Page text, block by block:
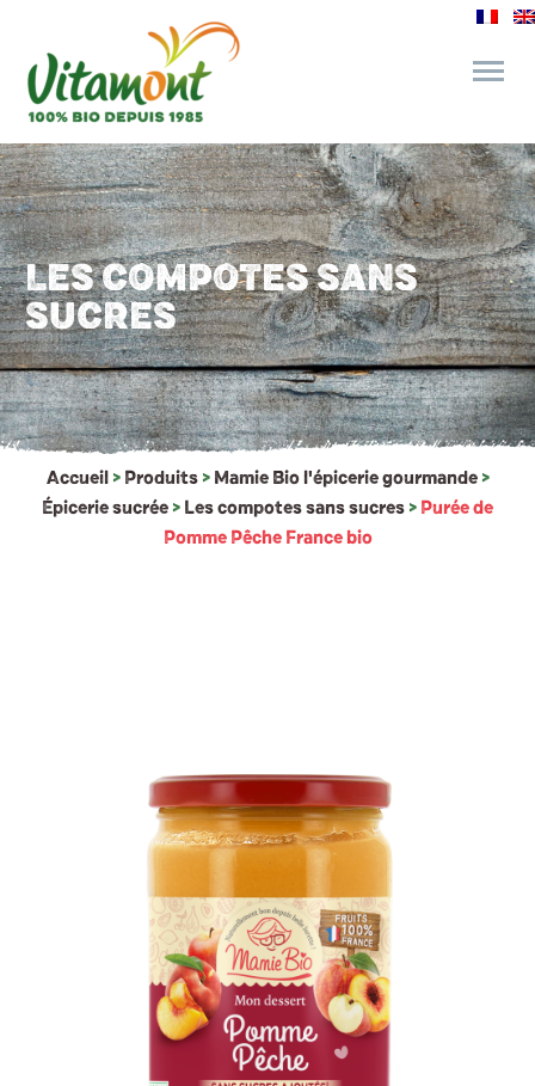
des engagements
le bar à jus
l’épicerie gourmande
recettes et astuces
LES COMPOTES SANS
SUCRES
Accueil > Produits> Mamie Bio l'épicerie gourmande>
Épicerie sucrée > Les compotes sans sucres > Purée de
Pomme Pêche France bio